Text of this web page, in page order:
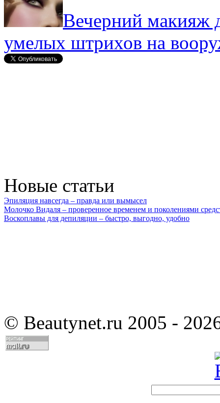
Вечерний макияж
умелых штрихов на
Новые статьи
Эпиляция навсегда – правда или вымысел
Молочко Видаля – проверенное временем и поколениями
Воскоплавы для депиляции – быстро, выгодно, удобно
© Beautynet.ru 2005 -